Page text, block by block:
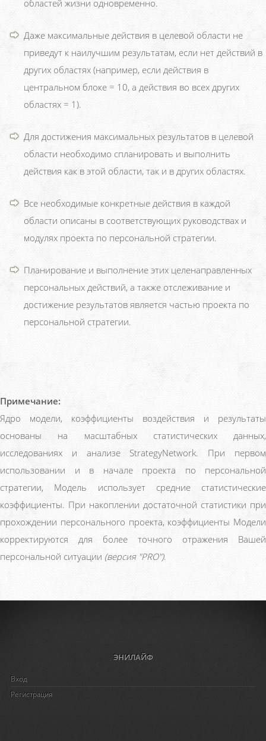
областей жизни одновременно.
Даже максимальные действия в целевой области не
приведут к наилучшим результатам, если нет действий в
других областях (например, если действия в
центральном блоке = 10, а действия во всех других
областях = 1).
Для достижения максимальных результатов в целевой
области необходимо спланировать и выполнить
действия как в этой области, так и в других областях.
Все необходимые конкретные действия в каждой
области описаны в соответствующих руководствах и
модулях проекта по персональной стратегии.
Планирование и выполнение этих целенаправленных
персональных действий, а также отслеживание и
достижение результатов является частью проекта по
персональной стратегии.
Примечание:
Ядро модели, коэффициенты воздействия и результаты
основаны на масштабных статистических данных,
исследованиях и анализе StrategyNetwork. При первом
использовании и в начале проекта по персональной
стратегии, Модель использует средние статистические
коэффициенты. При накоплении достаточной статистики при
прохождении персонального проекта, коэффициенты Модели
корректируются для более точного отражения Вашей
персональной ситуации (версия "PRO").
ЭНИЛАЙФ
Вход
Регистрация